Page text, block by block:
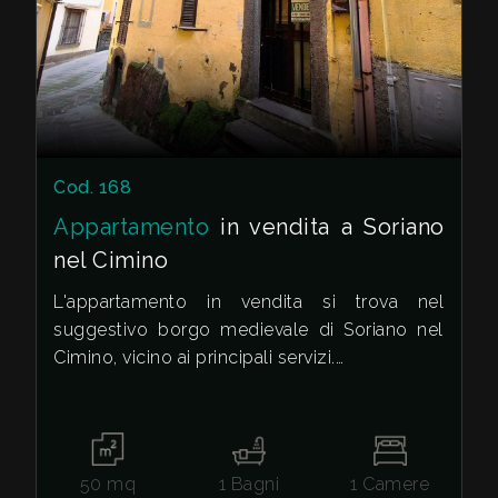
una piccola famiglia alla ricerca di
un'abitazione funzionale e confortevole in
una zona tranquilla e ben servita.
Non perdere l'opportunità di acquistare
questo appartamento a Soriano nel Cimino e
di creare la casa dei tuoi sogni.
Cod. 168
Appartamento in vendita a Soriano
nel Cimino
L'appartamento in vendita si trova nel
suggestivo borgo medievale di Soriano nel
Cimino, vicino ai principali servizi.
stato attuale da ristrutturare, offrendo la
possibilità di personalizzare gli spazi interni
50 mq 1 Bagni 1 Camere